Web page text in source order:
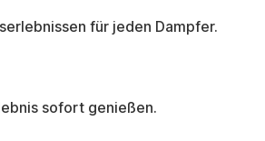
für jeden Dampfer.
sofort genießen.